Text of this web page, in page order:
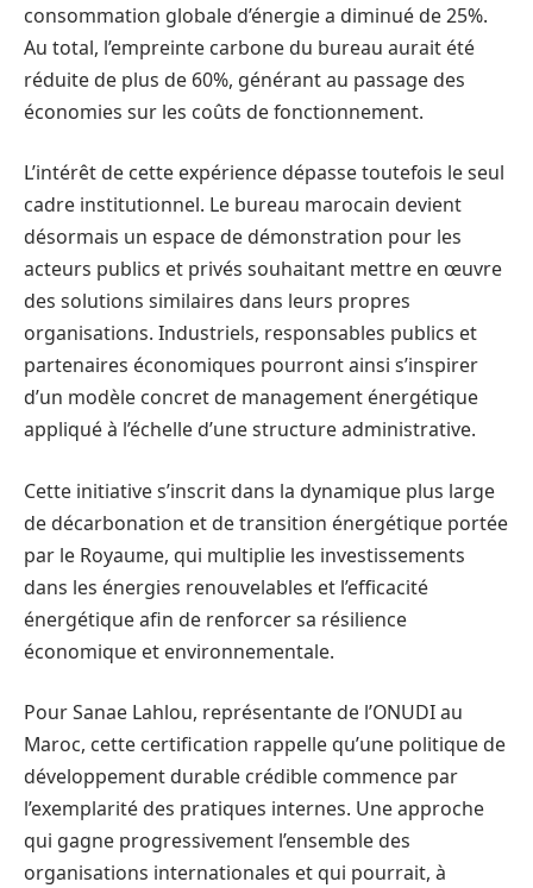
consommation globale d’énergie a diminué de 25%.
Au total, l’empreinte carbone du bureau aurait été
réduite de plus de 60%, générant au passage des
économies sur les coûts de fonctionnement.
L’intérêt de cette expérience dépasse toutefois le seul
cadre institutionnel. Le bureau marocain devient
désormais un espace de démonstration pour les
acteurs publics et privés souhaitant mettre en œuvre
des solutions similaires dans leurs propres
organisations. Industriels, responsables publics et
partenaires économiques pourront ainsi s’inspirer
d’un modèle concret de management énergétique
appliqué à l’échelle d’une structure administrative.
Cette initiative s’inscrit dans la dynamique plus large
de décarbonation et de transition énergétique portée
par le Royaume, qui multiplie les investissements
dans les énergies renouvelables et l’efficacité
énergétique afin de renforcer sa résilience
économique et environnementale.
Pour Sanae Lahlou, représentante de l’ONUDI au
Maroc, cette certification rappelle qu’une politique de
développement durable crédible commence par
l’exemplarité des pratiques internes. Une approche
qui gagne progressivement l’ensemble des
organisations internationales et qui pourrait, à